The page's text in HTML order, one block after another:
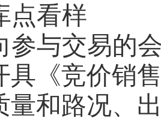
点看样
参与交易的
具《竞价销
量和路况、